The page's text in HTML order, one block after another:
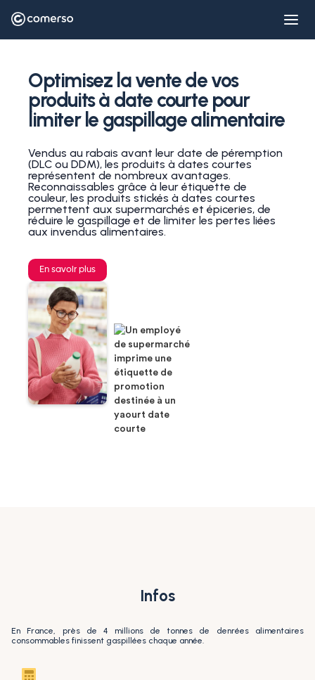
Optimisez la vente de vos
produits à date courte pour
limiter le gaspillage alimentaire
Vendus au rabais avant leur date de péremption
(DLC ou DDM), les produits à dates courtes
représentent de nombreux avantages.
Reconnaissables grâce à leur étiquette de
couleur, les produits stickés à dates courtes
permettent aux supermarchés et épiceries, de
réduire le gaspillage et de limiter les pertes liées
aux invendus alimentaires.
En savoir plus
Infos
En France, près de 4 millions de tonnes de denrées alimentaires
consommables finissent gaspillées chaque année.